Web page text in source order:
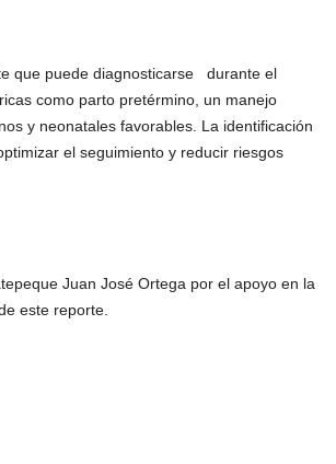
que puede diagnosticarse durante el
como parto pretérmino, un manejo
y neonatales favorables. La identificación
el seguimiento y reducir riesgos
Juan José Ortega por el apoyo en la
este reporte.